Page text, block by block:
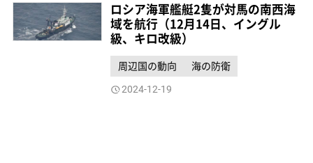
ロシア海軍艦艇2隻が対馬の南西海
域を航行（12月14日、イングル
級、キロ改級）
周辺国の動向 海の防衛
2024-12-19